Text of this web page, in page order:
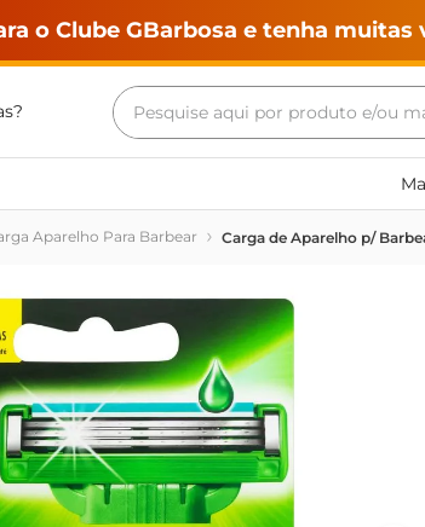
o Clube GBarbosa e tenha
Pesquise aqui por produto e/ou
Aparelho Para Barbear Carga de Aparelho p/
Termos mais buscados
maquina lavar
café
cerveja
frango
vinho
leite